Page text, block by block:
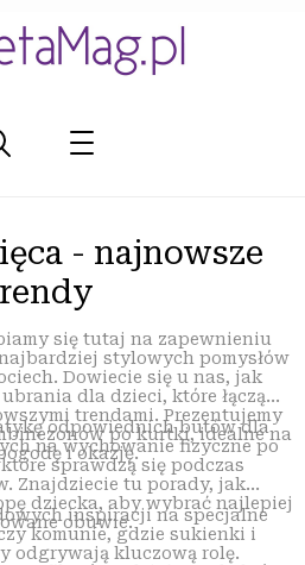
- najnowsze
się tutaj na zapewnieniu
stylowych pomysłów
Dowiecie się u nas, jak
dla dzieci, które łączą
trendami. Prezentujemy
po kurtki, idealne na
i okazję.
odpowiednich butów dla
na wychowanie fizyczne po
sprawdzą się podczas
Znajdziecie tu porady, jak
dziecka, aby wybrać najlepiej
obuwie.
inspiracji na specjalne
komunie, gdzie sukienki i
odgrywają kluczową rolę.